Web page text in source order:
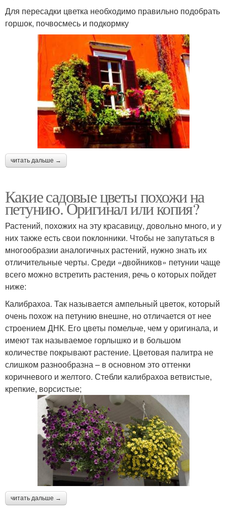
Для пересадки цветка необходимо правильно подобрать
горшок, почвосмесь и подкормку
читать дальше →
Какие садовые цветы похожи на
петунию. Оригинал или копия?
Растений, похожих на эту красавицу, довольно много, и у
них также есть свои поклонники. Чтобы не запутаться в
многообразии аналогичных растений, нужно знать их
отличительные черты. Среди «двойников» петунии чаще
всего можно встретить растения, речь о которых пойдет
ниже:
Калибрахоа. Так называется ампельный цветок, который
очень похож на петунию внешне, но отличается от нее
строением ДНК. Его цветы помельче, чем у оригинала, и
имеют так называемое горлышко и в большом
количестве покрывают растение. Цветовая палитра не
слишком разнообразна – в основном это оттенки
коричневого и желтого. Стебли калибрахоа ветвистые,
крепкие, ворсистые;
читать дальше →